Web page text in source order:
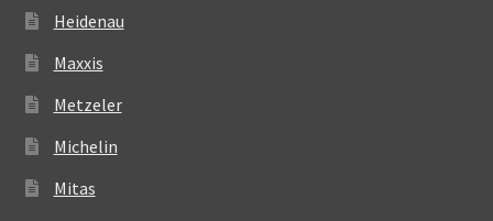
Heidenau
Maxxis
Metzeler
Michelin
Mitas